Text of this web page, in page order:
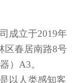
成立于2019年
区春居南路8号
） A3。
以人类感知客